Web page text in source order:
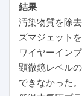
結果
汚染物質を除
ズマジェット
ワイヤーイン
顕微鏡レベル
できなかった